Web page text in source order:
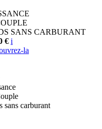
SANS CARBURANT
€ i
la
sans carburant